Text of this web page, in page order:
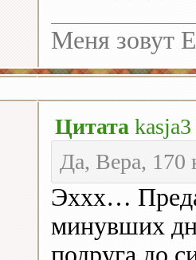
Меня зовут
Цитата kasja3
Да, Вера, 170
Эххх…
минувших